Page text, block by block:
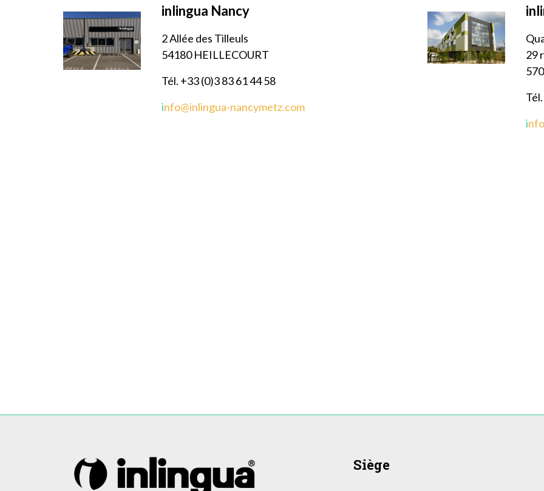
inlingua Nancy
2 Allée des Tilleuls
54180 HEILLECOURT
Tél. +33 (0)3 83 61 44 58
info@inlingua-nancymetz.com
29
i
Siège